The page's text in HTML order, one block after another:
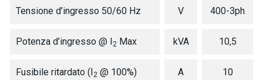
Tensione d’ingresso 50/60 Hz V 400-3ph
Potenza d’ingresso @ I2 Max kVA 10,5
Fusibile ritardato (I2 @ 100%) A 10